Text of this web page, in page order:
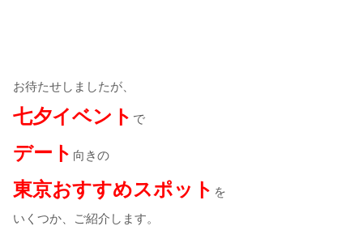
お待たせしましたが、
七夕イベント で
デート 向きの
東京おすすめスポット を
いくつか、ご紹介します。